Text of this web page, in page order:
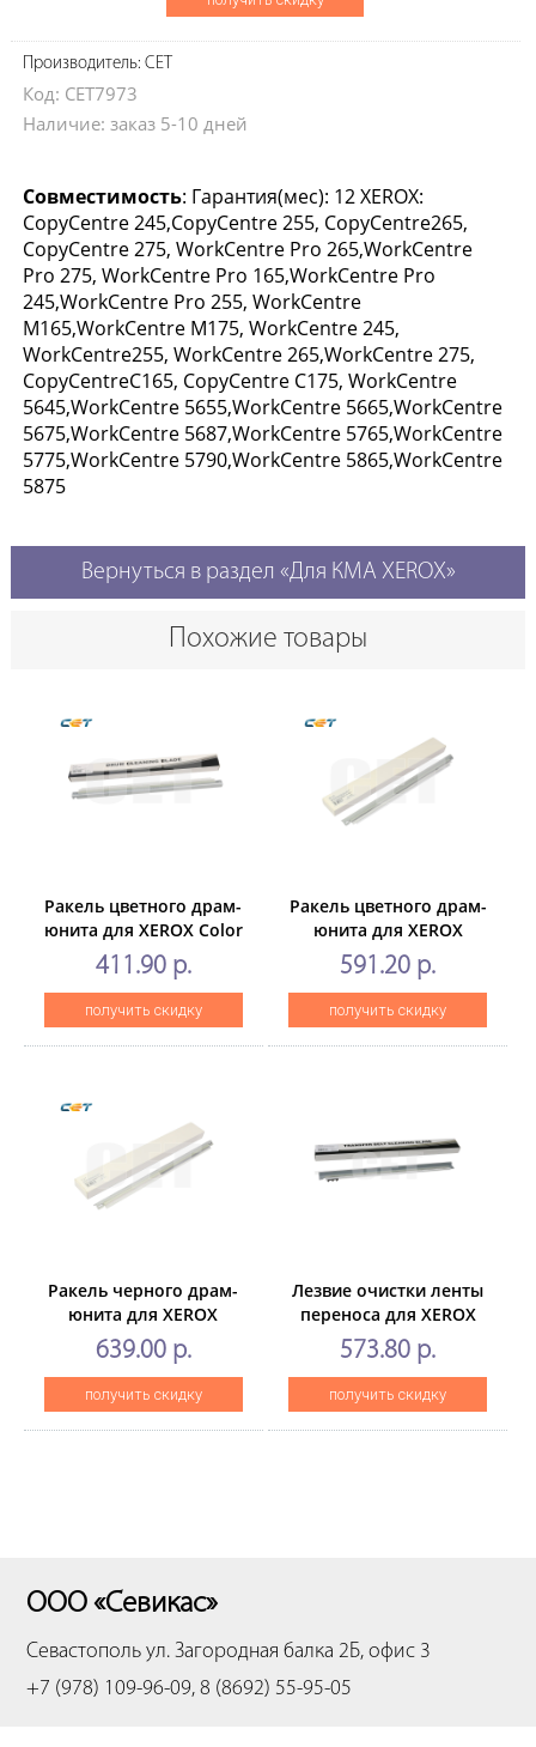
Производитель: CET
Код: CET7973
Наличие: заказ 5-10 дней
Совместимость: Гарантия(мес): 12 XEROX:
CopyCentre 245,CopyCentre 255, CopyCentre265,
CopyCentre 275, WorkCentre Pro 265,WorkCentre
Pro 275, WorkCentre Pro 165,WorkCentre Pro
245,WorkCentre Pro 255, WorkCentre
M165,WorkCentre M175, WorkCentre 245,
WorkCentre255, WorkCentre 265,WorkCentre 275,
CopyCentreC165, CopyCentre C175, WorkCentre
5645,WorkCentre 5655,WorkCentre 5665,WorkCentre
5675,WorkCentre 5687,WorkCentre 5765,WorkCentre
5775,WorkCentre 5790,WorkCentre 5865,WorkCentre
5875
Вернуться в раздел «Для КМА XEROX»
Похожие товары
Ракель цветного драм-
юнита для XEROX Color
J75/C75 Press(CET),
CET281017
411.90 р.
получить скидку
Ракель цветного драм-
юнита для XEROX
WorkCentre7655/7665/7675/
(CET), CET7968
591.20 р.
получить скидку
Ракель черного драм-
юнита для XEROX
WorkCentre7655/7665/7675/7755/7765/7775
(CET), CET7967
639.00 р.
получить скидку
Лезвие очистки ленты
переноса для XEROX
WorkCentre7525/7530/7535/
(CET), CET281021
573.80 р.
получить скидку
ООО «Севикас»
Севастополь ул. Загородная балка 2Б, офис 3
+7 (978) 109-96-09, 8 (8692) 55-95-05